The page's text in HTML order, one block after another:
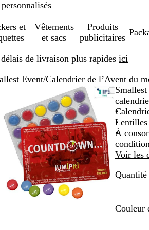
et
Vêtements
et sacs
Produits
publicitaires
de livraison plus rapides ici
Event/Calendrier de l’Avent du
Image
zoomable
Zoom
au
minimum
Cliquez
pour
développer
Utilisez
les
touches
plus
et
moins
pour
zoomer
et
les
touches
Lentilles
À
Voir les
Quantité
Couleur